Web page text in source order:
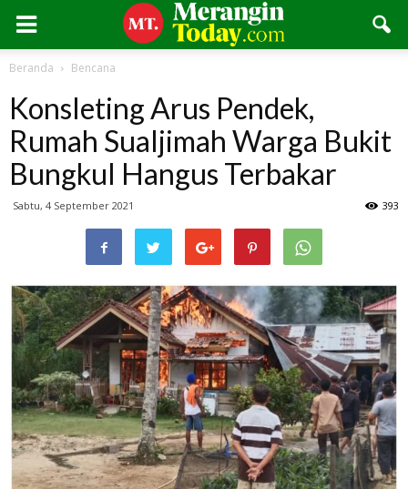
Beranda Bencana
Konsleting Arus Pendek,
Rumah Sualjimah Warga Bukit
Bungkul Hangus Terbakar
Sabtu, 4 September 2021 393